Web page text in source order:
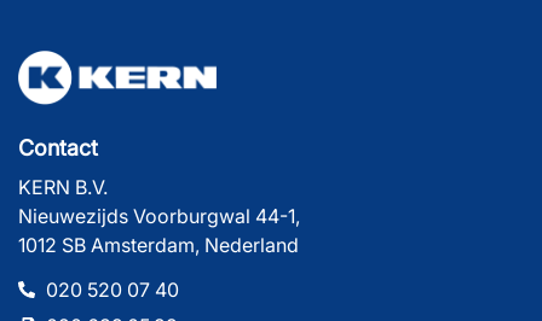
Contact
KERN B.V.
Nieuwezijds Voorburgwal 44-1,
1012 SB Amsterdam, Nederland
020 520 07 40